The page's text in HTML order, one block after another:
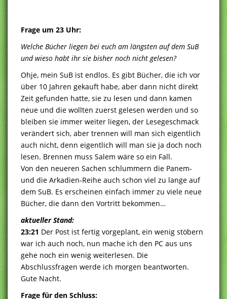
Frage um 23 Uhr:
Welche Bücher liegen bei euch am längsten auf dem SuB
und wieso habt ihr sie bisher noch nicht gelesen?
Ohje, mein SuB ist endlos. Es gibt Bücher, die ich vor
über 10 Jahren gekauft habe, aber dann nicht direkt
Zeit gefunden hatte, sie zu lesen und dann kamen
neue und die wollten zuerst gelesen werden und so
bleiben sie immer weiter liegen, der Lesegeschmack
verändert sich, aber trennen will man sich eigentlich
auch nicht, denn eigentlich will man sie ja doch noch
lesen. Brennen muss Salem wäre so ein Fall.
Von den neueren Sachen schlummern die Panem-
und die Arkadien-Reihe auch schon viel zu lange auf
dem SuB. Es erscheinen einfach immer zu viele neue
Bücher, die dann den Vortritt bekommen…
aktueller Stand:
23:21 Der Post ist fertig vorgeplant, ein wenig stöbern
war ich auch noch, nun mache ich den PC aus uns
gehe noch ein wenig weiterlesen. Die
Abschlussfragen werde ich morgen beantworten.
Gute Nacht.
Frage für den Schluss: